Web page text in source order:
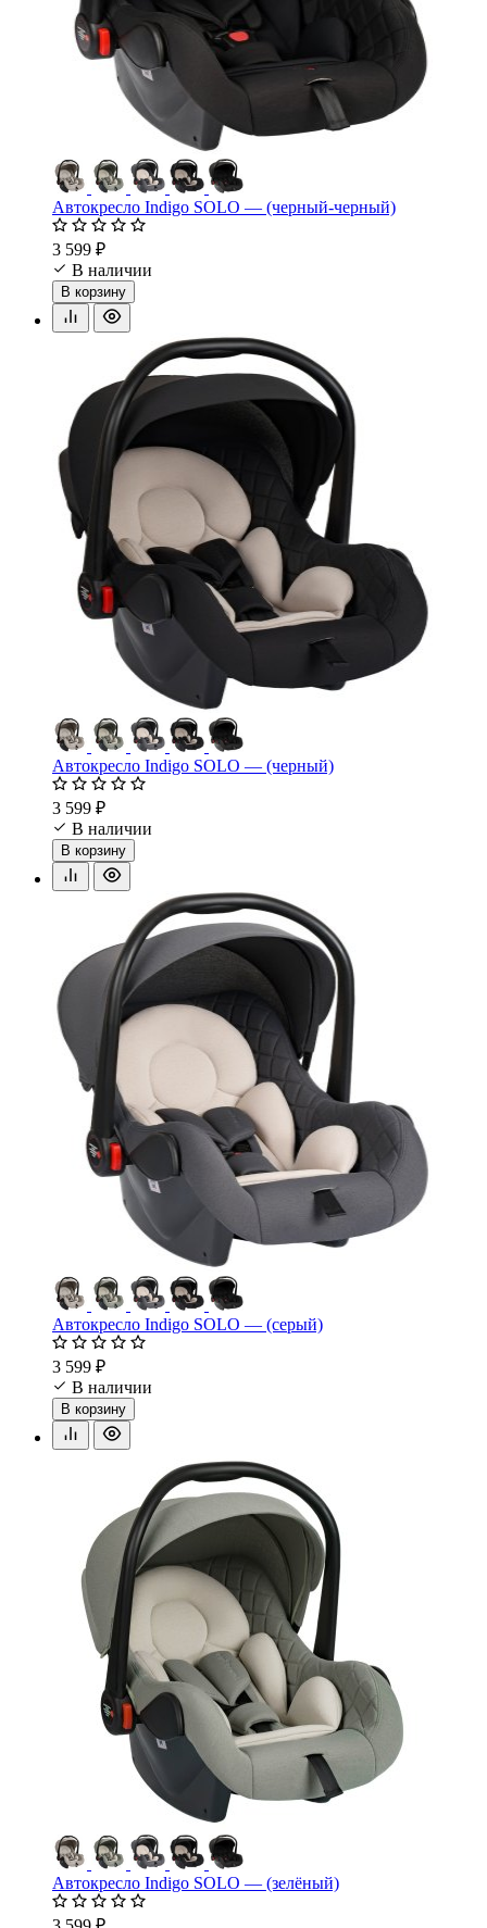
Автокресло Indigo SOLO — (черный-черный)
3 599 ₽
В наличии
В корзину
Автокресло Indigo SOLO — (черный)
3 599 ₽
В наличии
В корзину
Автокресло Indigo SOLO — (серый)
3 599 ₽
В наличии
В корзину
Автокресло Indigo SOLO — (зелёный)